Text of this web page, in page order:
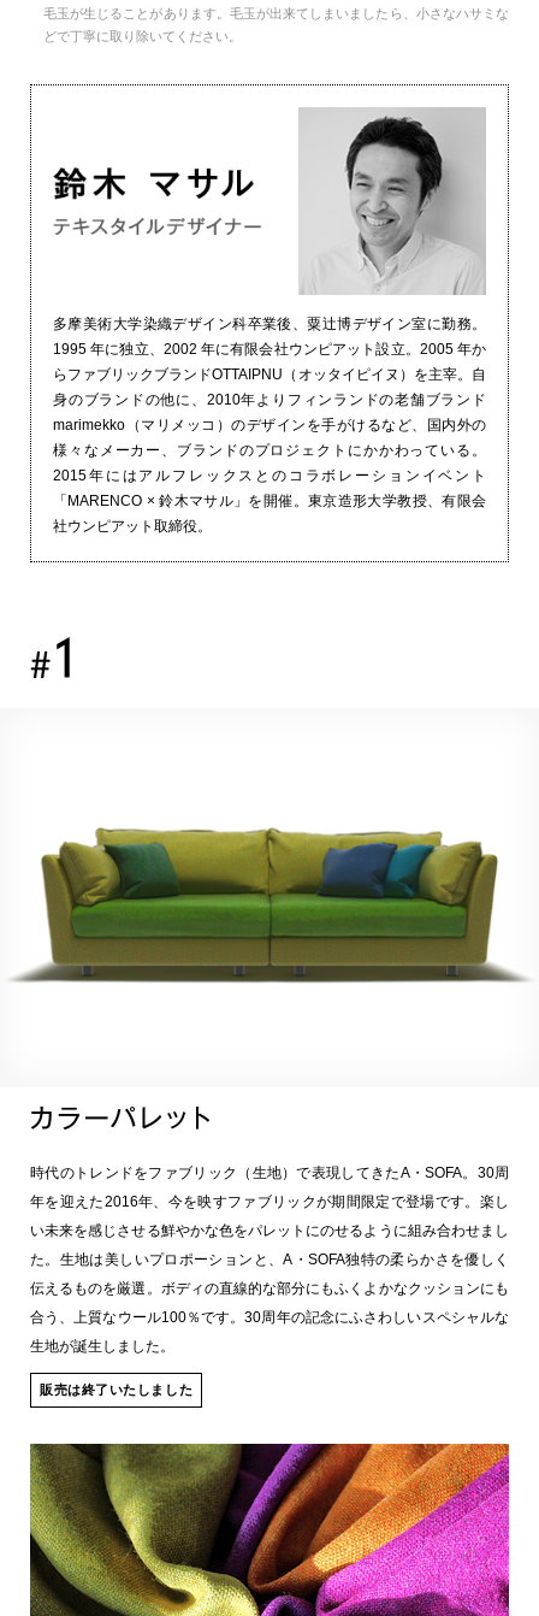
毛玉が生じることがあります。毛玉が出来てしまいましたら、小さなハサミな
どで丁寧に取り除いてください。
多摩美術大学染織デザイン科卒業後、粟辻博デザイン室に勤務。
1995 年に独立、2002 年に有限会社ウンピアット設立。2005 年か
らファブリックブランドOTTAIPNU（オッタイピイヌ）を主宰。自
身のブランドの他に、2010年よりフィンランドの老舗ブランド
marimekko（マリメッコ）のデザインを手がけるなど、国内外の
様々なメーカー、ブランドのプロジェクトにかかわっている。
2015年にはアルフレックスとのコラボレーションイベント
「MARENCO × 鈴木マサル」を開催。東京造形大学教授、有限会
社ウンピアット取締役。
時代のトレンドをファブリック（生地）で表現してきたA・SOFA。30周
年を迎えた2016年、今を映すファブリックが期間限定で登場です。楽し
い未来を感じさせる鮮やかな色をパレットにのせるように組み合わせまし
た。生地は美しいプロポーションと、A・SOFA独特の柔らかさを優しく
伝えるものを厳選。ボディの直線的な部分にもふくよかなクッションにも
合う、上質なウール100％です。30周年の記念にふさわしいスペシャルな
生地が誕生しました。
販売は終了いたしました